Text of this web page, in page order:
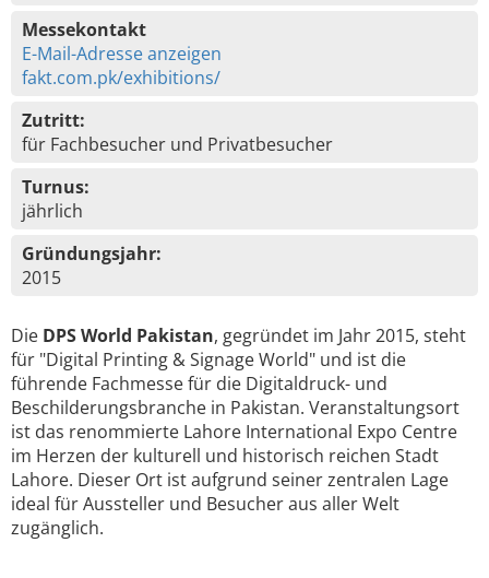
Messekontakt
E-Mail-Adresse anzeigen
fakt.com.pk/exhibitions/
Zutritt:
für Fachbesucher und Privatbesucher
Turnus:
jährlich
Gründungsjahr:
2015
Die DPS World Pakistan, gegründet im Jahr 2015, steht
für "Digital Printing & Signage World" und ist die
führende Fachmesse für die Digitaldruck- und
Beschilderungsbranche in Pakistan. Veranstaltungsort
ist das renommierte Lahore International Expo Centre
im Herzen der kulturell und historisch reichen Stadt
Lahore. Dieser Ort ist aufgrund seiner zentralen Lage
ideal für Aussteller und Besucher aus aller Welt
zugänglich.